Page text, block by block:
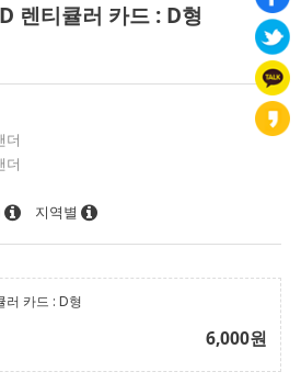
렌티큘러 카드 : D형
더
더
지역별
러 카드 : D형
6,000원